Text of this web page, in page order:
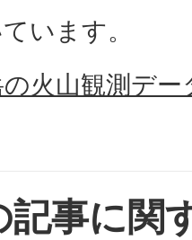
います。
火山観測デ
記事に関